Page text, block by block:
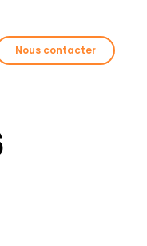
Nous contacter